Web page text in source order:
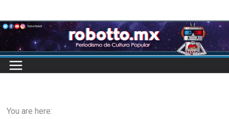
to
content
You are here: